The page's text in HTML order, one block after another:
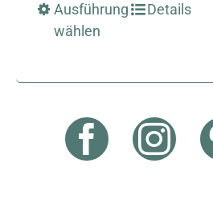
Ausführung
wählen
Details